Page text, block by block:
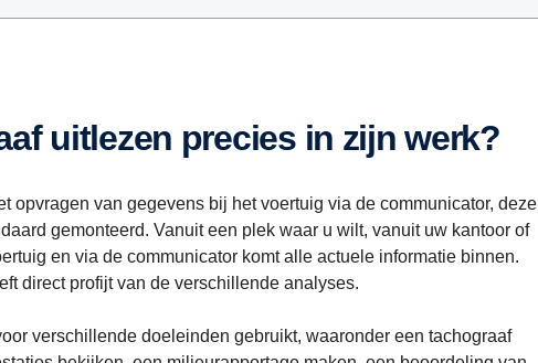
uitlezen precies in zijn werk?
opvragen van gegevens bij het voertuig via de communicator, deze
gemonteerd. Vanuit een plek waar u wilt, vanuit uw kantoor of
en via de communicator komt alle actuele informatie binnen.
direct profijt van de verschillende analyses.
verschillende doeleinden gebruikt, waaronder een tachograaf